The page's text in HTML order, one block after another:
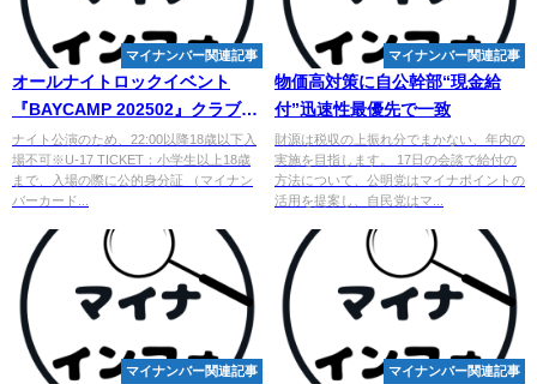
マイナンバー関連記事
オールナイトロックイベント
『BAYCAMP 202502』クラブチ
ッタで開催 - ニコニコニュース
ナイト公演のため、22:00以降18歳以下入
場不可※U-17 TICKET：小学生以上18歳
まで、入場の際に公的身分証 （マイナン
バーカード...
マイナンバー関連記事
物価高対策に自公幹部“現金給
付”迅速性最優先で一致
財源は税収の上振れ分でまかない、年内の
実施を目指します。 17日の会談で給付の
方法について、公明党はマイナポイントの
活用を提案し、自民党はマ...
マイナンバー関連記事 マイナンバー関連記事